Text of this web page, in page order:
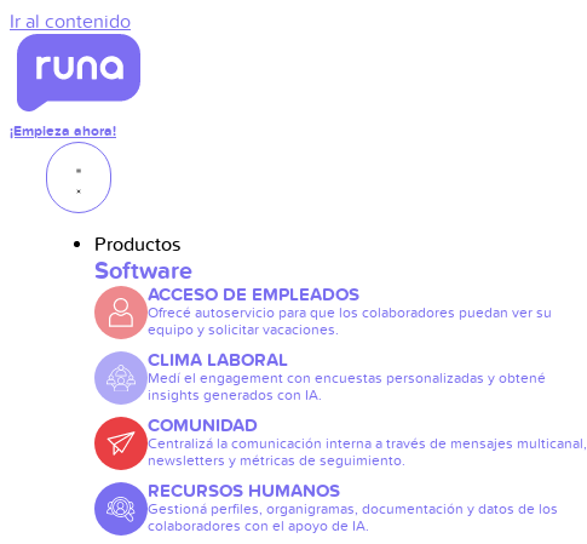
Ir al contenido
¡Empieza ahora!
Productos
Software
ACCESO DE EMPLEADOS
Ofrecé autoservicio para que los colaboradores puedan ver su
equipo y solicitar vacaciones.
CLIMA LABORAL
Medí el engagement con encuestas personalizadas y obtené
insights generados con IA.
COMUNIDAD
Centralizá la comunicación interna a través de mensajes multicanal,
newsletters y métricas de seguimiento.
RECURSOS HUMANOS
Gestioná perfiles, organigramas, documentación y datos de los
colaboradores con el apoyo de IA.